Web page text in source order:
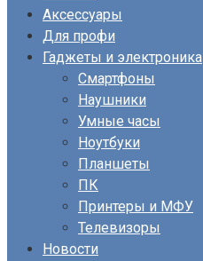
Аксессуары
Для профи
Гаджеты и электроника
Смартфоны
Наушники
Умные часы
Ноутбуки
Планшеты
ПК
Принтеры и МФУ
Телевизоры
Новости